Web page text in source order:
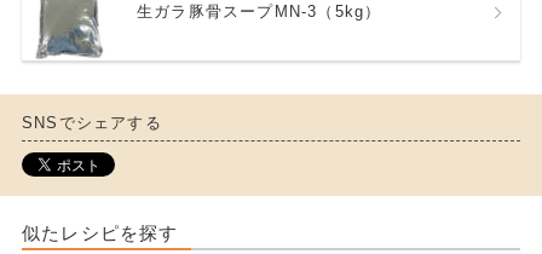
生ガラ豚骨スープMN-3（5kg）
SNSでシェアする
似たレシピを探す